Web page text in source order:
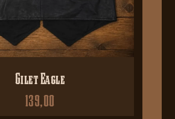
Gilet Eagle
139,00